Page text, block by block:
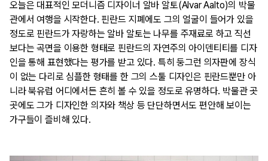
오늘은 대표적인 모더니즘 디자이너 알바 알토(Alvar Aalto)의 박물
관에서 여행을 시작한다. 핀란드 지폐에도 그의 얼굴이 들어가 있을
정도로 핀란드가 자랑하는 알바 알토는 나무를 주재료로 하고 직선
보다는 곡면을 이용한 형태로 핀란드의 자연주의 아이덴티티를 디자
인을 통해 표현했다는 평가를 받고 있다. 특히 둥그런 의자판에 장식
이 없는 다리로 심플한 형태를 한 그의 스툴 디자인은 핀란드뿐만 아
니라 북유럽 어디에서든 흔히 볼 수 있을 정도로 유명하다. 박물관 곳
곳에도 그가 디자인한 의자와 책상 등 단단하면서도 편안해 보이는
가구들이 즐비해 있다.